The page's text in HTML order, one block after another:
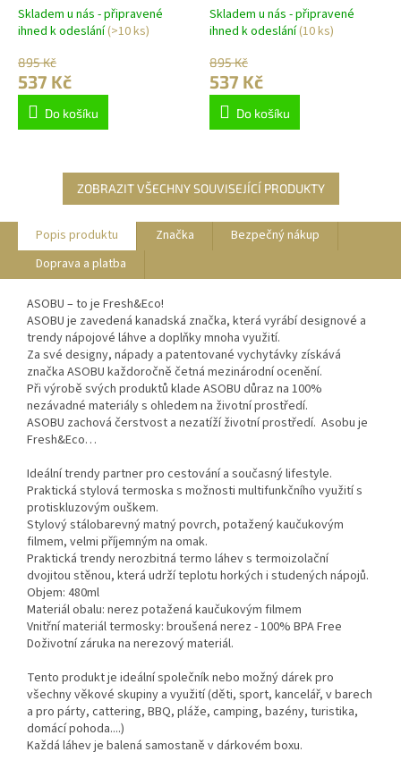
Skladem u nás - připravené
ihned k odeslání(>10 ks)
895 Kč
537 Kč
Do košíku
Skladem u nás - připravené
ihned k odeslání(10 ks)
895 Kč
537 Kč
Do košíku
ZOBRAZIT VŠECHNY SOUVISEJÍCÍ PRODUKTY
Popis produktu Značka
Bezpečný nákup
Doprava a platba
ASOBU – to je Fresh&Eco!
ASOBU je zavedená kanadská značka, která vyrábí designové a
trendy nápojové láhve a doplňky mnoha využití.
Za své designy, nápady a patentované vychytávky získává
značka ASOBU každoročně četná mezinárodní ocenění.
Při výrobě svých produktů klade ASOBU důraz na 100%
nezávadné materiály s ohledem na životní prostředí.
ASOBU zachová čerstvost a nezatíží životní prostředí. Asobu je
Fresh&Eco…
Ideální trendy partner pro cestování a současný lifestyle.
​Praktická stylová termoska s možnosti multifunkčního využití s
protiskluzovým ouškem.
Stylový stálobarevný matný povrch, potažený kaučukovým
filmem, velmi příjemným na omak.
Praktická trendy nerozbitná termo láhev s termoizolační
dvojitou stěnou, která udrží teplotu horkých i studených nápojů.
Objem: 480ml
​Materiál obalu: nerez potažená kaučukovým filmem
​Vnitřní materiál termosky: broušená nerez - 100% BPA Free
​Doživotní záruka na nerezový materiál.
Tento produkt je ideální společník nebo možný dárek pro
všechny věkové skupiny a využití (děti, sport, kancelář, v barech
a pro párty, cattering, BBQ, pláže, camping, bazény, turistika,
domácí pohoda....)
Každá láhev je balená samostaně v dárkovém boxu.